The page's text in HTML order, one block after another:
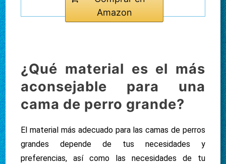
Amazon
¿Qué material es el más
aconsejable para una
cama de perro grande?
El material más adecuado para las camas de perros
grandes depende de tus necesidades y
preferencias, así como las necesidades de tu